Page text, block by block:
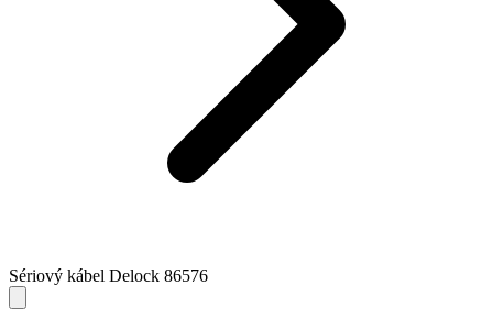
Sériový kábel Delock 86576